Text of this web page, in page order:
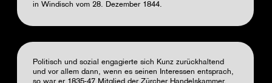
in Windisch vom 28. Dezember 1844.
Politisch und sozial engagierte sich Kunz zurückhaltend
und vor allem dann, wenn es seinen Interessen entsprach,
so war er 1835-47 Mitglied der Zürcher Handelskammer,